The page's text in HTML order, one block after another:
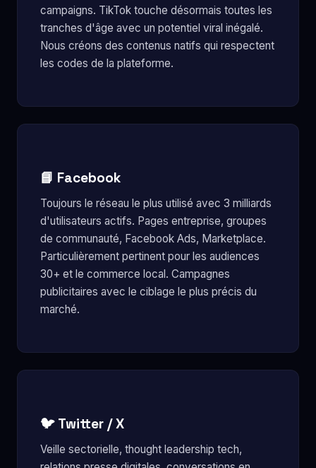
campaigns. TikTok touche désormais toutes les
tranches d'âge avec un potentiel viral inégalé.
Nous créons des contenus natifs qui respectent
les codes de la plateforme.
📘 Facebook
Toujours le réseau le plus utilisé avec 3 milliards
d'utilisateurs actifs. Pages entreprise, groupes
de communauté, Facebook Ads, Marketplace.
Particulièrement pertinent pour les audiences
30+ et le commerce local. Campagnes
publicitaires avec le ciblage le plus précis du
marché.
🐦 Twitter / X
Veille sectorielle, thought leadership tech,